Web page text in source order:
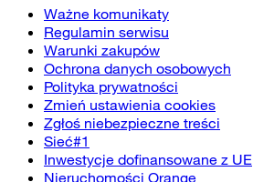
Ważne komunikaty
Regulamin serwisu
Warunki zakupów
Ochrona danych osobowych
Polityka prywatności
Zmień ustawienia cookies
Zgłoś niebezpieczne treści
Sieć#1
Inwestycje dofinansowane z UE
Nieruchomości Orange